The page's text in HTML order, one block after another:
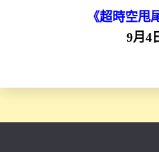
《超時空甩
9月4